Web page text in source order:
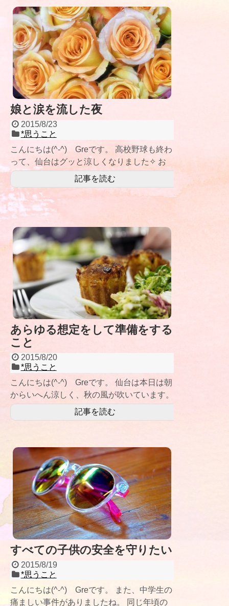
娘と涙を流した夜
2015/8/23
*思うこと
こんにちは(^-^) Greです。 高校野球も終わ
って、仙台はグッと涼しくなりました✧ お
風呂上りにアイ
記事を読む
あらゆる想定をして準備をする
こと
2015/8/20
*思うこと
こんにちは(^-^) Greです。 仙台は本日は朝
からいへん涼しく、秋の風が吹いています。
窓を開けていると肌寒
記事を読む
すべての子供の安全を守りたい
2015/8/19
*思うこと
こんにちは(^-^) Greです。 また、中学生の
痛ましい事件がありましたね。 同じ年頃の